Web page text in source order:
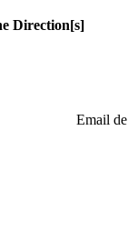
Direction[s]
Email